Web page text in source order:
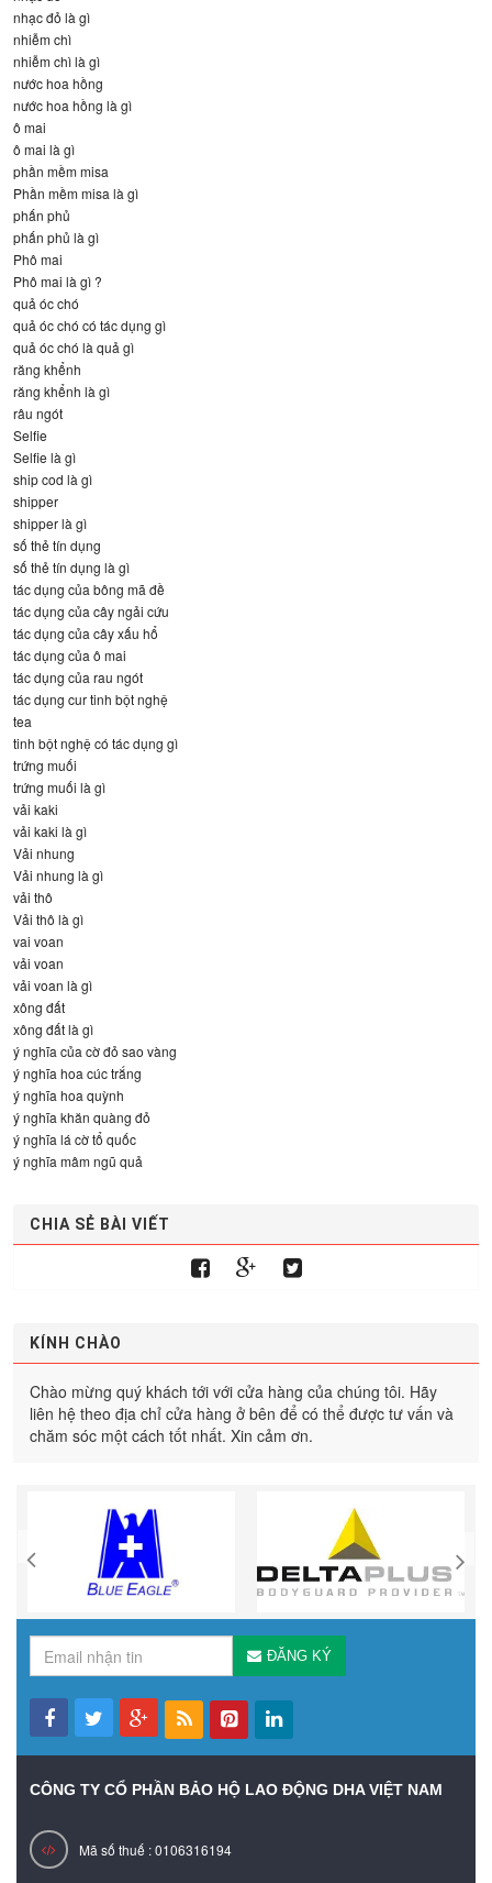
nhạc đỏ là gì
nhiễm chì
nhiễm chì là gì
nước hoa hồng
nước hoa hồng là gì
ô mai
ô mai là gì
phần mềm misa
Phần mềm misa là gì
phấn phủ
phấn phủ là gì
Phô mai
Phô mai là gì ?
quả óc chó
quả óc chó có tác dụng gì
quả óc chó là quả gì
răng khểnh
răng khểnh là gì
râu ngót
Selfie
Selfie là gì
ship cod là gì
shipper
shipper là gì
số thẻ tín dụng
số thẻ tín dụng là gì
tác dụng của bông mã đề
tác dụng của cây ngải cứu
tác dụng của cây xấu hổ
tác dụng của ô mai
tác dụng của rau ngót
tác dụng cur tinh bột nghệ
tea
tinh bột nghệ có tác dụng gì
trứng muối
trứng muối là gì
vải kaki
vải kaki là gì
Vải nhung
Vải nhung là gì
vải thô
Vải thô là gì
vai voan
vải voan
vải voan là gì
xông đất
xông đất là gì
ý nghĩa của cờ đỏ sao vàng
ý nghĩa hoa cúc trắng
ý nghĩa hoa quỳnh
ý nghĩa khăn quàng đỏ
ý nghĩa lá cờ tổ quốc
ý nghĩa mâm ngũ quả
CHIA SẺ BÀI VIẾT
KÍNH CHÀO
Chào mừng quý khách tới với cửa hàng của chúng tôi. Hãy
liên hệ theo địa chỉ cửa hàng ở bên để có thể được tư vấn và
chăm sóc một cách tốt nhất. Xin cảm ơn.
ĐĂNG KÝ
CÔNG TY CỔ PHẦN BẢO HỘ LAO ĐỘNG DHA VIỆT NAM
Mã số thuế : 0106316194